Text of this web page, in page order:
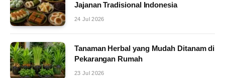
Jajanan Tradisional Indonesia
24 Jul 2026
Tanaman Herbal yang Mudah Ditanam di
Pekarangan Rumah
23 Jul 2026